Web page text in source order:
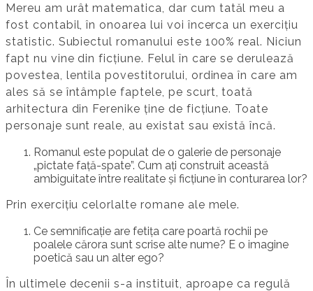
Mereu am urât matematica, dar cum tatăl meu a
fost contabil, în onoarea lui voi încerca un exercițiu
statistic. Subiectul romanului este 100% real. Niciun
fapt nu vine din ficțiune. Felul în care se derulează
povestea, lentila povestitorului, ordinea în care am
ales să se întâmple faptele, pe scurt, toată
arhitectura din Ferenike ține de ficțiune. Toate
personaje sunt reale, au existat sau există încă.
Romanul este populat de o galerie de personaje
„pictate față-spate”. Cum ați construit această
ambiguitate între realitate și ficțiune în conturarea lor?
Prin exercițiu celorlalte romane ale mele.
Ce semnificație are fetița care poartă rochii pe
poalele cărora sunt scrise alte nume? E o imagine
poetică sau un alter ego?
În ultimele decenii s-a instituit, aproape ca regulă